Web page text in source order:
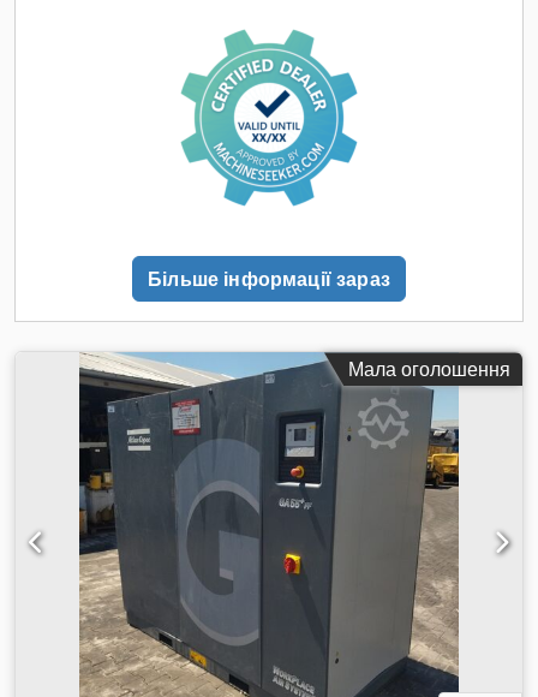
Більше інформації зараз
Мала оголошення